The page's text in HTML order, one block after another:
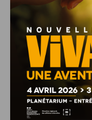
J'AIME LE DFCO
DFCO :
L’ARTISAN DE LA